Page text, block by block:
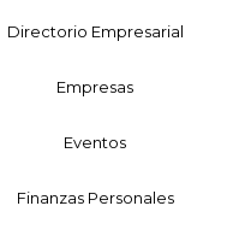
Directorio Empresarial
Empresas
Eventos
Finanzas Personales